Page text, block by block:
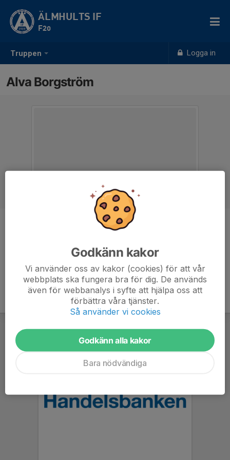
Truppen Logga in
ÄLMHULTS IF
F20
Alva Borgström
Godkänn kakor
Vi använder oss av kakor (cookies) för att vår
webbplats ska fungera bra för dig. De används
även för webbanalys i syfte att hjälpa oss att
förbättra våra tjänster.
Så använder vi cookies
Godkänn alla kakor
Bara nödvändiga